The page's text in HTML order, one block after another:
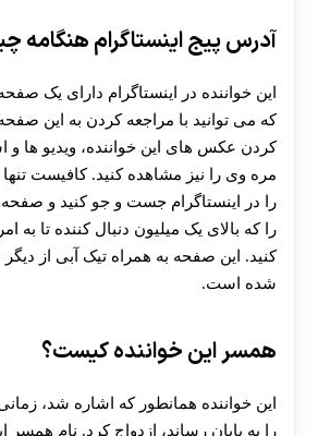
آدرس پیج اینستاگرام هنگامه
این خواننده در اینستاگرام دارای یک
که می توانید با مراجعه کردن به این
کردن عکس های این خواننده، ویدیو ها و
را در اینستاگرام جست و جو کنید و
را که بالای یک میلیون دنبال کننده تا به
کنید. این صفحه به همراه تیک آبی از
شده است.
همسر این خواننده کیست؟
این خواننده همانطور که اشاره شد،
را به پایان رساند، ازدواج کرد. نام همسر